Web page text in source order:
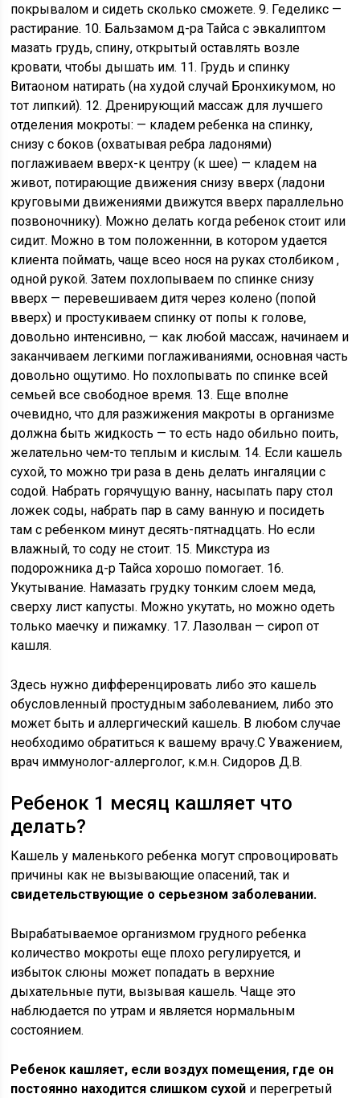
покрывалом и сидеть сколько сможете. 9. Геделикс —
растирание. 10. Бальзамом д-ра Тайса с эвкалиптом
мазать грудь, спину, открытый оставлять возле
кровати, чтобы дышать им. 11. Грудь и спинку
Витаоном натирать (на худой случай Бронхикумом, но
тот липкий). 12. Дренирующий массаж для лучшего
отделения мокроты: — кладем ребенка на спинку,
снизу с боков (охватывая ребра ладонями)
поглаживаем вверх-к центру (к шее) — кладем на
живот, потирающие движения снизу вверх (ладони
круговыми движениями движутся вверх параллельно
позвоночнику). Можно делать когда ребенок стоит или
сидит. Можно в том положеннни, в котором удается
клиента поймать, чаще всео нося на руках столбиком ,
одной рукой. Затем похлопываем по спинке снизу
вверх — перевешиваем дитя через колено (попой
вверх) и простукиваем спинку от попы к голове,
довольно интенсивно, — как любой массаж, начинаем и
заканчиваем легкими поглаживаниями, основная часть
довольно ощутимо. Но похлопывать по спинке всей
семьей все свободное время. 13. Еще вполне
очевидно, что для разжижения макроты в организме
должна быть жидкость — то есть надо обильно поить,
желательно чем-то теплым и кислым. 14. Если кашель
сухой, то можно три раза в день делать ингаляции с
содой. Набрать горячущую ванну, насыпать пару стол
ложек соды, набрать пар в саму ванную и посидеть
там с ребенком минут десять-пятнадцать. Но если
влажный, то соду не стоит. 15. Микстура из
подорожника д-р Тайса хорошо помогает. 16.
Укутывание. Намазать грудку тонким слоем меда,
сверху лист капусты. Можно укутать, но можно одеть
только маечку и пижамку. 17. Лазолван — сироп от
кашля.
Здесь нужно дифференцировать либо это кашель
обусловленный простудным заболеванием, либо это
может быть и аллергический кашель. В любом случае
необходимо обратиться к вашему врачу.С Уважением,
врач иммунолог-аллерголог, к.м.н. Сидоров Д.В.
Ребенок 1 месяц кашляет что
делать?
Кашель у маленького ребенка могут спровоцировать
причины как не вызывающие опасений, так и
свидетельствующие о серьезном заболевании.
Вырабатываемое организмом грудного ребенка
количество мокроты еще плохо регулируется, и
избыток слюны может попадать в верхние
дыхательные пути, вызывая кашель. Чаще это
наблюдается по утрам и является нормальным
состоянием.
Ребенок кашляет, если воздух помещения, где он
постоянно находится слишком сухой и перегретый